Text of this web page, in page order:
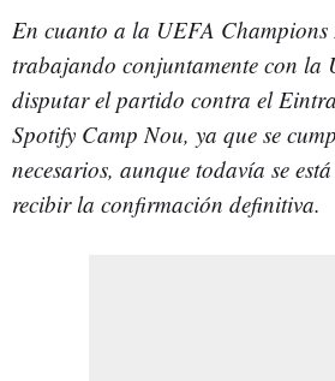
En cuanto a la UEFA Champions
trabajando conjuntamente con la
disputar el partido contra el
Spotify Camp Nou, ya que se
necesarios, aunque todavía se
recibir la confirmación definitiva.